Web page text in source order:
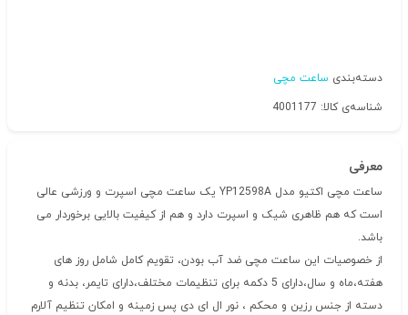
دسته‌بندی ساعت مچی
شناسه‌ی کالا: 4001177
معرفی
ساعت مچی اکتیو مدل YP12598A یک ساعت مچی اسپرت و ورزشی عالی
است که هم ظاهری شیک و اسپرت دارد و هم از کیفیت بالایی برخوردار می
باشد.
از خصوصیات این ساعت مچی ضد آب بودن، تقویم کامل شامل روز های
هفته،ماه و سال،دارای 5 دکمه برای تنظیمات مختلف،دارای تایمر، بدنه و
دسته از جنس رزین و محکم ، نور ال ای دی پس زمینه و امکان تنظیم آلارم